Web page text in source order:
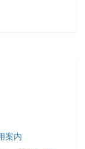
案内